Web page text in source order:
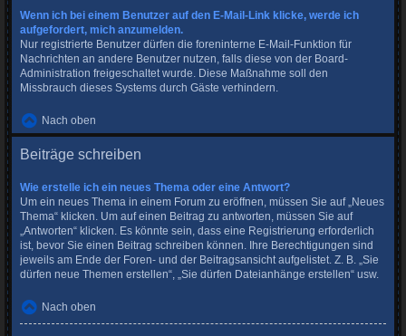
Wenn ich bei einem Benutzer auf den E-Mail-Link klicke, werde ich
aufgefordert, mich anzumelden.
Nur registrierte Benutzer dürfen die foreninterne E-Mail-Funktion für
Nachrichten an andere Benutzer nutzen, falls diese von der Board-
Administration freigeschaltet wurde. Diese Maßnahme soll den
Missbrauch dieses Systems durch Gäste verhindern.
Nach oben
Beiträge schreiben
Wie erstelle ich ein neues Thema oder eine Antwort?
Um ein neues Thema in einem Forum zu eröffnen, müssen Sie auf „Neues
Thema“ klicken. Um auf einen Beitrag zu antworten, müssen Sie auf
„Antworten“ klicken. Es könnte sein, dass eine Registrierung erforderlich
ist, bevor Sie einen Beitrag schreiben können. Ihre Berechtigungen sind
jeweils am Ende der Foren- und der Beitragsansicht aufgelistet. Z. B. „Sie
dürfen neue Themen erstellen“, „Sie dürfen Dateianhänge erstellen“ usw.
Nach oben